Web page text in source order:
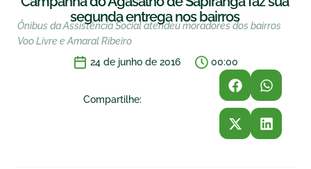
segunda entrega nos bairros
Ônibus da Assistência Social atendeu moradores dos bairros
Voo Livre e Amaral Ribeiro
24 de junho de 2016
00:00
Compartilhe: